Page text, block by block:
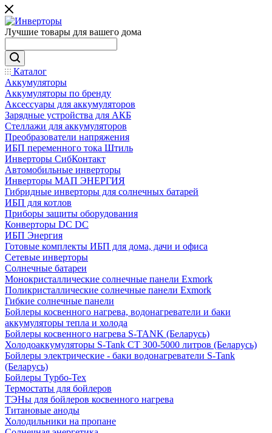
Лучшие товары для вашего дома
Каталог
Аккумуляторы
Аккумуляторы по бренду
Аксессуары для аккумуляторов
Зарядные устройства для АКБ
Стеллажи для аккумуляторов
Преобразователи напряжения
ИБП переменного тока Штиль
Инверторы СибКонтакт
Автомобильные инверторы
Инверторы МАП ЭНЕРГИЯ
Гибридные инверторы для солнечных батарей
ИБП для котлов
Приборы защиты оборудования
Конверторы DC DC
ИБП Энергия
Готовые комплекты ИБП для дома, дачи и офиса
Сетевые инверторы
Солнечные батареи
Монокристаллические солнечные панели Exmork
Поликристаллические солнечные панели Exmork
Гибкие солнечные панели
Бойлеры косвенного нагрева, водонагреватели и баки
аккумуляторы тепла и холода
Бойлеры косвенного нагрева S-TANK (Беларусь)
Холодоаккумуляторы S-Tank СТ 300-5000 литров (Беларусь)
Бойлеры электрические - баки водонагреватели S-Tank
(Беларусь)
Бойлеры Турбо-Тех
Термостаты для бойлеров
ТЭНы для бойлеров косвенного нагрева
Титановые аноды
Холодильники на пропане